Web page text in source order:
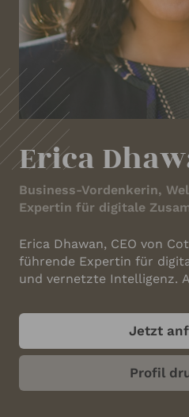
Erica
Business-Vordenkerin,
Expertin für digitale
Erica Dhawan, CEO von
führende Expertin für
und vernetzte Intelligenz.
Generationen und
Unternehmen und
Herausforderungen des
von morgen gewachsen sind. Erica hat einen
Jetzt
Profil
IHRE KONTAKTDATEN
Ihr Name
Ihre Telefonnummer
Ihr Unternehmen